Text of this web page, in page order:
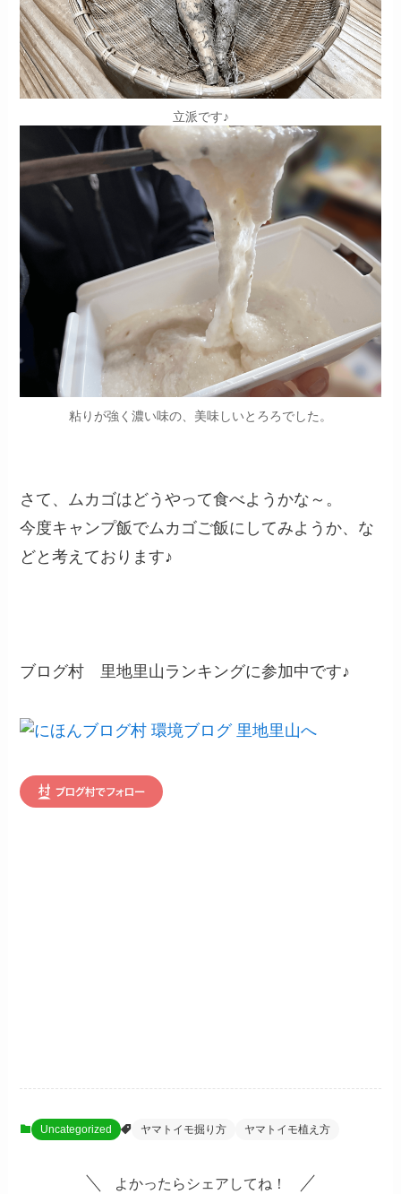
立派です♪
粘りが強く濃い味の、美味しいとろろでした。
さて、ムカゴはどうやって食べようかな～。
今度キャンプ飯でムカゴご飯にしてみようか、な
どと考えております♪
ブログ村 里地里山ランキングに参加中です♪
Uncategorized ヤマトイモ掘り方 ヤマトイモ植え方
よかったらシェアしてね！